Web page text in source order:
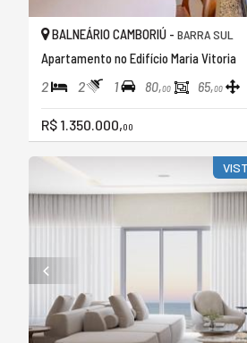
BALNEÁRIO CAMBORIÚ - BARRA SUL
Apartamento no Edifício Maria Vitoria
2 2 1 80,00 65,00
R$ 1.350.000,00